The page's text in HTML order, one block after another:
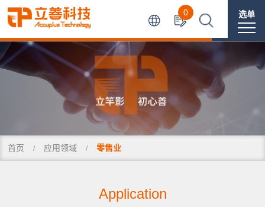
选单
0
首页 应用领域 零售业
Application